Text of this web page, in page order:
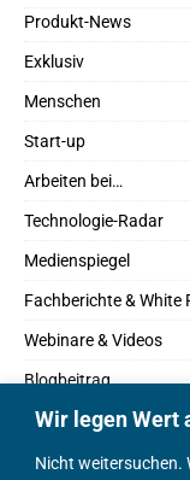
Wir legen Wert
Nicht weitersuchen.
Produkt-News
Exklusiv
Menschen
Start-up
Arbeiten bei…
Technologie-Radar
Medienspiegel
Fachberichte & White
Webinare & Videos
Blogbeitrag
Fachbücher
Marktreport